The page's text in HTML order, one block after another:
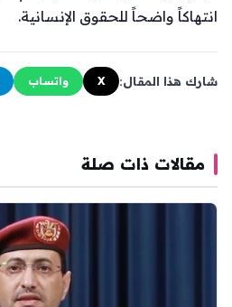
انتهاكاً واضحاً للحقوق الإنسانية.
شارك هذا المقال: X واتساب
مقالات ذات صلة